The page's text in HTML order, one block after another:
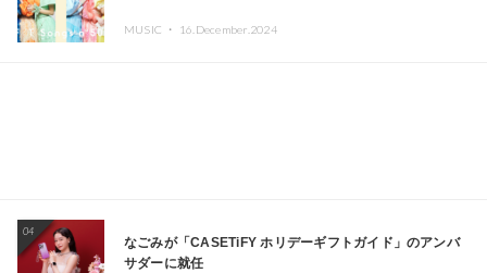
MUSIC ・ 16.December.2024
04
なごみが「CASETiFY ホリデーギフトガイド」のアンバ
サダーに就任